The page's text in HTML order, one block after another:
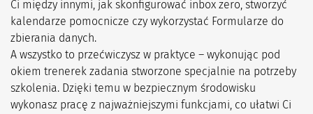
Ci między innymi, jak skonfigurować inbox zero, stworzyć
kalendarze pomocnicze czy wykorzystać Formularze do
zbierania danych.
A wszystko to przećwiczysz w praktyce – wykonując pod
okiem trenerek zadania stworzone specjalnie na potrzeby
szkolenia. Dzięki temu w bezpiecznym środowisku
wykonasz pracę z najważniejszymi funkcjami, co ułatwi Ci